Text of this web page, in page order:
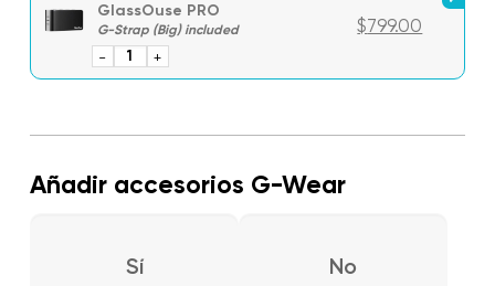
GlassOuse PRO
$799.00
-
GlassOuse
+
Añadir accesorios G-Wear
Sí No